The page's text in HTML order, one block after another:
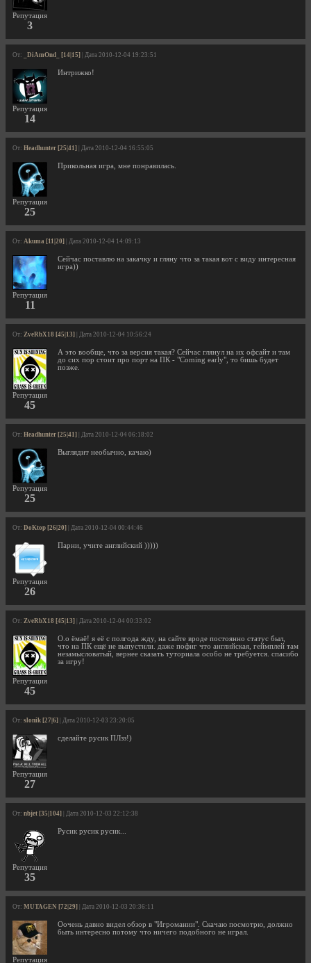
Репутация
3
От: _DiAmOnd_ [14|15] | Дата 2010-12-04 19:23:51
Репутация
14
Интрижко!
От: Headhunter [25|41] | Дата 2010-12-04 16:55:05
Репутация
25
Прикольная игра, мне понравилась.
От: Akuma [11|20] | Дата 2010-12-04 14:09:13
Репутация
11
Сейчас поставлю на закачку и гляну что за такая вот с виду интересная
игра))
От: ZveRbX18 [45|13] | Дата 2010-12-04 10:56:24
Репутация
45
А это вообще, что за версия такая? Сейчас глянул на их офсайт и там
до сих пор стоит про порт на ПК - "Coming early", то бишь будет
позже.
От: Headhunter [25|41] | Дата 2010-12-04 06:18:02
Репутация
25
Выглядит необычно, качаю)
От: DoKtop [26|20] | Дата 2010-12-04 00:44:46
Репутация
26
Парни, учите английский )))))
От: ZveRbX18 [45|13] | Дата 2010-12-04 00:33:02
Репутация
45
О.о ёмаё! я её с полгода жду, на сайте вроде постоянно статус был,
что на ПК ещё не выпустили. даже пофиг что английская, геймплей там
незамысловатый, вернее сказать туториала особо не требуется. спасибо
за игру!
От: slonik [27|6] | Дата 2010-12-03 23:20:05
Репутация
27
сделайте русик ПЛзз!)
От: nbjet [35|104] | Дата 2010-12-03 22:12:38
Репутация
35
Русик русик русик...
От: MUTAGEN [72|29] | Дата 2010-12-03 20:36:11
Репутация
Оочень давно видел обзор в "Игромании". Скачаю посмотрю, должно
быть интересно потому что ничего подобного не играл.